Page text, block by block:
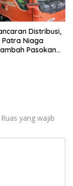
Distribusi,
Patra Niaga
Pasokan
Ruas yang wajib